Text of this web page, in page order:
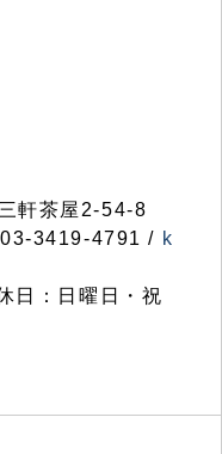
軒茶屋2-54-8
3419-4791 / k
日：日曜日・祝